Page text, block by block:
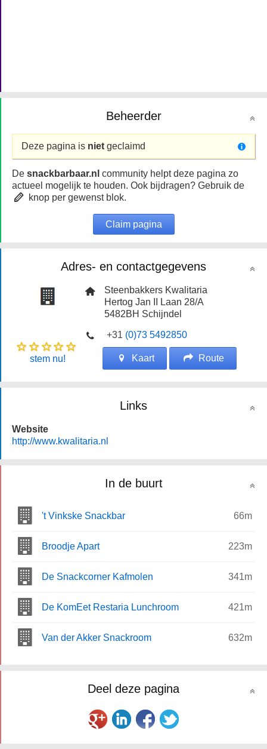
Beheerder
Deze pagina is niet geclaimd
De snackbarbaar.nl community helpt deze pagina zo
actueel mogelijk te houden. Ook bijdragen? Gebruik de
knop per gewenst blok.
Claim pagina
Adres- en contactgegevens
Steenbakkers Kwalitaria
Hertog Jan II Laan 28/A
5482BH Schijndel
+31 (0)73 5492850
stem nu! Kaart Route
Links
Website
http://www.kwalitaria.nl
In de buurt
't Vinkske Snackbar 66m
Broodje Apart 223m
De Snackcorner Kafmolen 341m
De KomEet Restaria Lunchroom 421m
Van der Akker Snackroom 632m
Deel deze pagina